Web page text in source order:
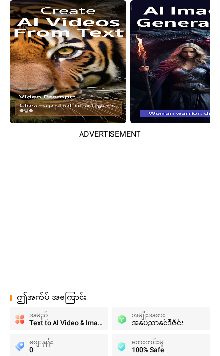
ADVERTISEMENT
ဤအက်ပ် အကြောင်း
အမည်
Text to AI Video & Image Monet
အမျိုးအစား
အနုပညာနှင့်ဒီဇိုင်း
စျေးနှုန်း
0
ဘေးကင်းမှု
100% Safe